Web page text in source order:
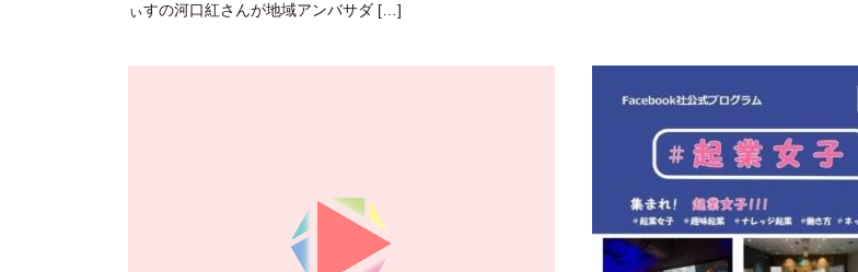
ぃすの河口紅さんが地域アンバサダ […]